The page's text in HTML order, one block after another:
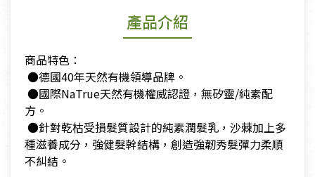
產品介紹
商品特色：
​ ●德國40年天然有機領導品牌。
​ ●國際NaTrue天然有機權威認證，無矽靈/純素配
方。
​ ●針對乾枯受損髮質設計的純素潤髮乳，沙棘加上多
種滋養成分，強健髮幹結構，創造強韌秀髮彈力柔順
不糾結。